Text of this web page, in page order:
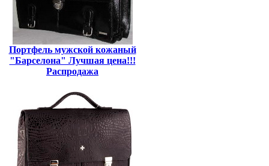
Портфель мужской кожаный
"Барселона" Лучшая цена!!!
Распродажа